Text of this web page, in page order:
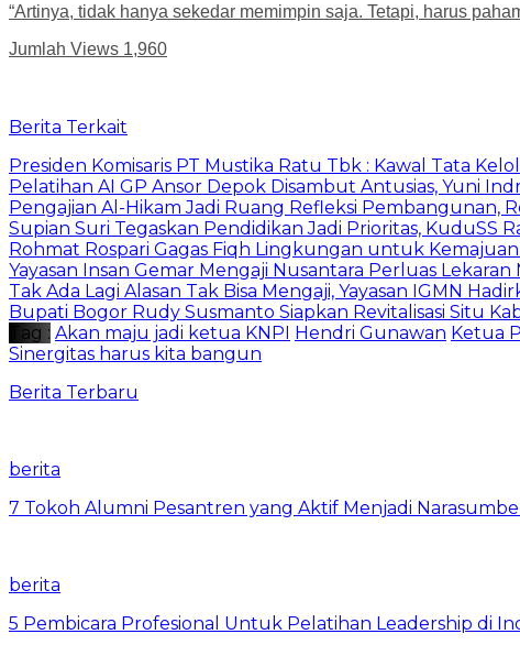
“Artinya, tidak hanya sekedar memimpin saja. Tetapi, harus
Jumlah Views 1,960
Berita Terkait
Presiden Komisaris PT Mustika Ratu Tbk : Kawal Tata
Pelatihan AI GP Ansor Depok Disambut Antusias, Yuni
Pengajian Al-Hikam Jadi Ruang Refleksi Pembangunan,
Supian Suri Tegaskan Pendidikan Jadi Prioritas, KuduSS
Rohmat Rospari Gagas Fiqh Lingkungan untuk
Yayasan Insan Gemar Mengaji Nusantara Perluas
Tak Ada Lagi Alasan Tak Bisa Mengaji, Yayasan IGMN
Bupati Bogor Rudy Susmanto Siapkan Revitalisasi Situ
Tag : Akan maju jadi ketua KNPI Hendri Gunawan Ketua
Sinergitas harus kita bangun
Berita Terbaru
berita
7 Tokoh Alumni Pesantren yang Aktif Menjadi
berita
5 Pembicara Profesional Untuk Pelatihan Leadership di